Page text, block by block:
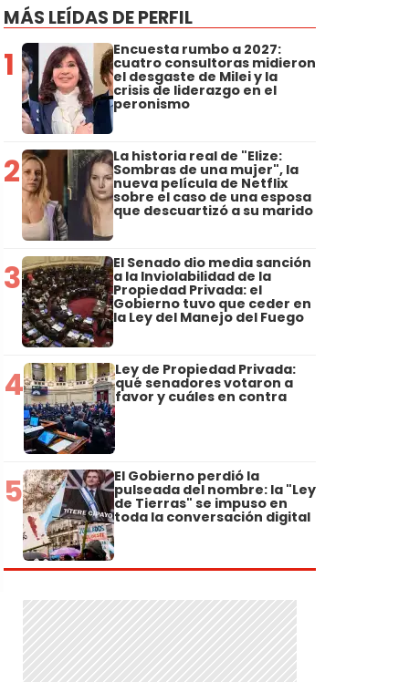
MÁS LEÍDAS DE PERFIL
1 Encuesta rumbo a 2027:
cuatro consultoras midieron
el desgaste de Milei y la
crisis de liderazgo en el
peronismo
2 La historia real de "Elize:
Sombras de una mujer", la
nueva película de Netflix
sobre el caso de una esposa
que descuartizó a su marido
3 El Senado dio media sanción
a la Inviolabilidad de la
Propiedad Privada: el
Gobierno tuvo que ceder en
la Ley del Manejo del Fuego
4 Ley de Propiedad Privada:
qué senadores votaron a
favor y cuáles en contra
5 El Gobierno perdió la
pulseada del nombre: la "Ley
de Tierras" se impuso en
toda la conversación digital